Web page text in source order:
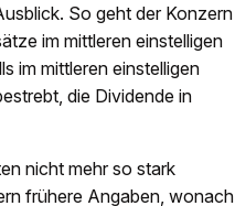
So geht der Konzern
im mittleren einstelligen
im mittleren einstelligen
die Dividende in
nicht mehr so stark
frühere Angaben, wonach